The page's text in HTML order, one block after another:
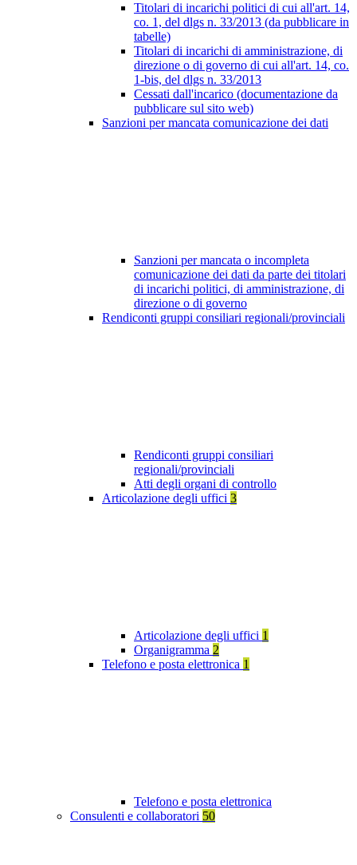
Titolari di incarichi politici di cui all'art. 14,
co. 1, del dlgs n. 33/2013 (da pubblicare in
tabelle)
Titolari di incarichi di amministrazione, di
direzione o di governo di cui all'art. 14, co.
1-bis, del dlgs n. 33/2013
Cessati dall'incarico (documentazione da
pubblicare sul sito web)
Sanzioni per mancata comunicazione dei dati
Sanzioni per mancata o incompleta
comunicazione dei dati da parte dei titolari
di incarichi politici, di amministrazione, di
direzione o di governo
Rendiconti gruppi consiliari regionali/provinciali
Rendiconti gruppi consiliari
regionali/provinciali
Atti degli organi di controllo
Articolazione degli uffici 3
Articolazione degli uffici 1
Organigramma 2
Telefono e posta elettronica 1
Telefono e posta elettronica
Consulenti e collaboratori 50